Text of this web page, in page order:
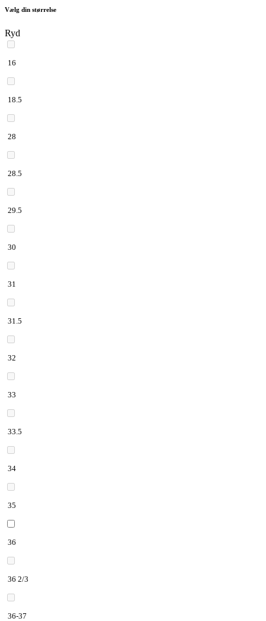
Vælg din størrelse
Ryd
16
18.5
28
28.5
29.5
30
31
31.5
32
33
33.5
34
35
36
36 2/3
36-37